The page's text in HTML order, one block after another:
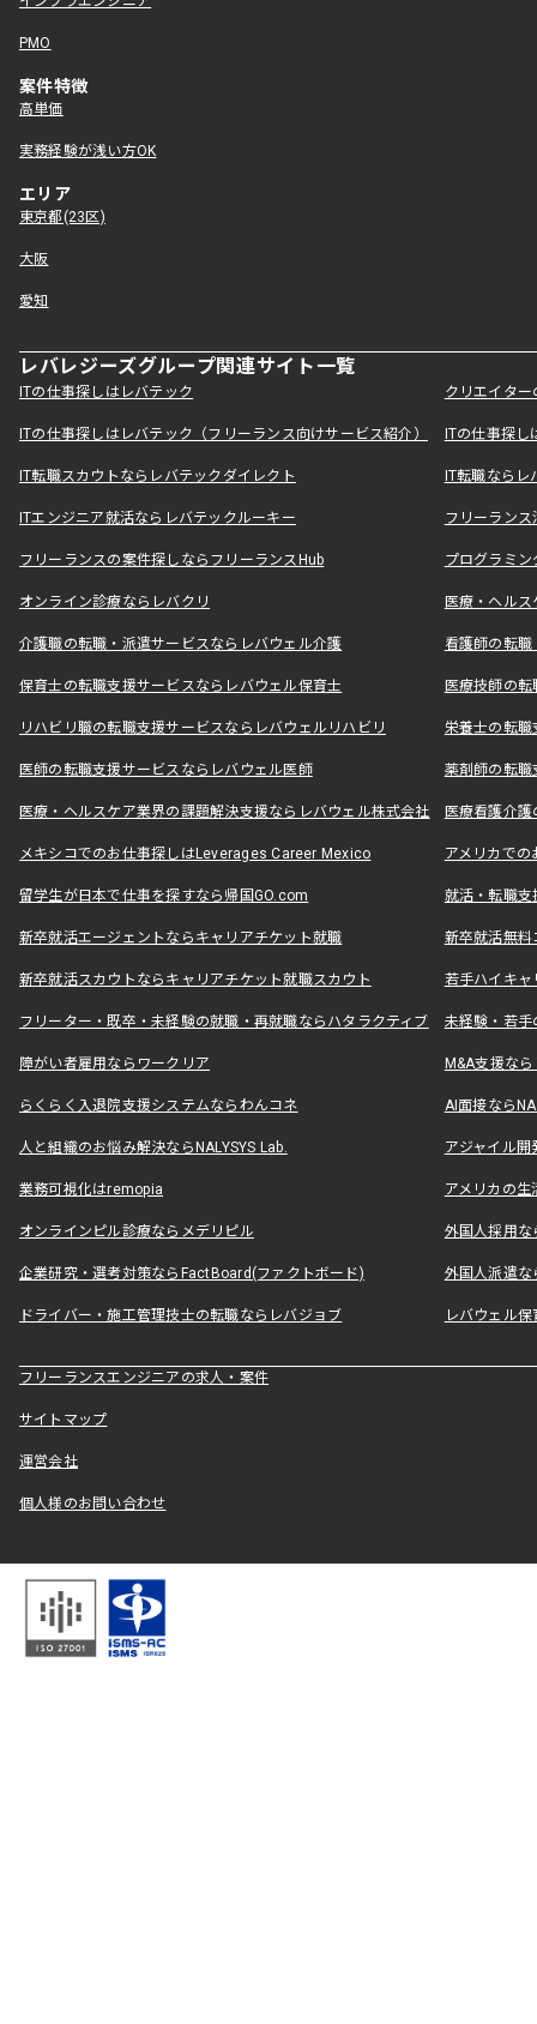
PMO
案件特徴
高単価
実務経験が浅い方OK
エリア
東京都(23区)
大阪
愛知
レバレジーズグループ関連サイト一覧
ITの仕事探しはレバテック クリエイタ
ITの仕事探しはレバテック（フリーランス向けサービス紹介） ITの仕事探
IT転職スカウトならレバテックダイレクト IT転職なら
ITエンジニア就活ならレバテックルーキー フリーラン
フリーランスの案件探しならフリーランスHub プログラミ
オンライン診療ならレバクリ 医療・ヘル
介護職の転職・派遣サービスならレバウェル介護 看護師の転
保育士の転職支援サービスならレバウェル保育士 医療技師の
リハビリ職の転職支援サービスならレバウェルリハビリ 栄養士の転
医師の転職支援サービスならレバウェル医師 薬剤師の転
医療・ヘルスケア業界の課題解決支援ならレバウェル株式会社 医療看護介
メキシコでのお仕事探しはLeverages Career Mexico アメリカで
留学生が日本で仕事を探すなら帰国GO.com 就活・転職
新卒就活エージェントならキャリアチケット就職 新卒就活無料
新卒就活スカウトならキャリアチケット就職スカウト 若手ハイキ
フリーター・既卒・未経験の就職・再就職ならハタラクティブ 未経験・若手
障がい者雇用ならワークリア M&A支援な
らくらく入退院支援システムならわんコネ AI面接なら
人と組織のお悩み解決ならNALYSYS Lab. アジャイル
業務可視化はremopia アメリカの
オンラインピル診療ならメデリピル 外国人採用
企業研究・選考対策ならFactBoard(ファクトボード) 外国人派遣な
ドライバー・施工管理技士の転職ならレバジョブ レバウェル
フリーランスエンジニアの求人・案件
サイトマップ
運営会社
個人様のお問い合わせ